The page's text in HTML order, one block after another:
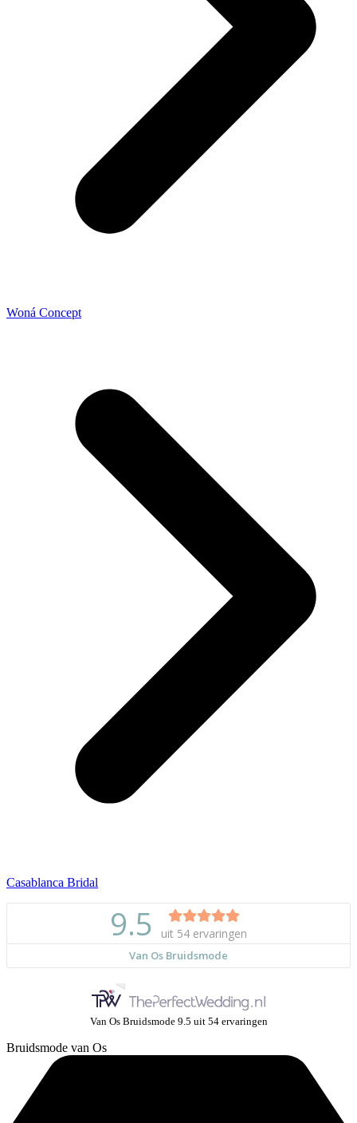
Woná Concept
Casablanca Bridal
Van Os Bruidsmode 9.5 uit 54ervaringen
Bruidsmode van Os